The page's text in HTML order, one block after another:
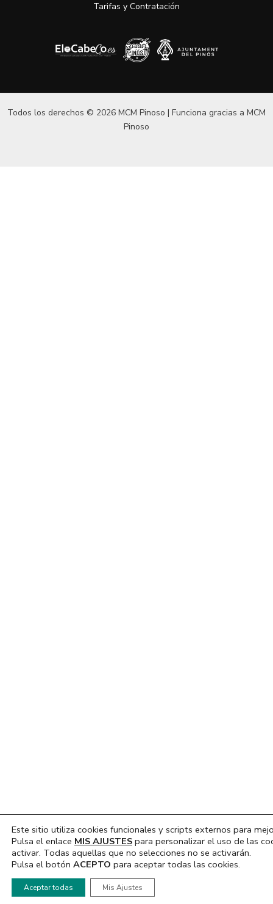
Tarifas y Contratación
Todos los derechos © 2026 MCM Pinoso | Funciona gracias a MCM
Pinoso
Este sitio utiliza cookies funcionales y scripts externos para
Pulsa el enlace MIS AJUSTES para personalizar el uso de las
activar. Todas aquellas que no selecciones no se activarán.
Pulsa el botón ACEPTO para aceptar todas las cookies.
Aceptar todas Mis Ajustes
Hola, ¿En que podemos ayudarte?